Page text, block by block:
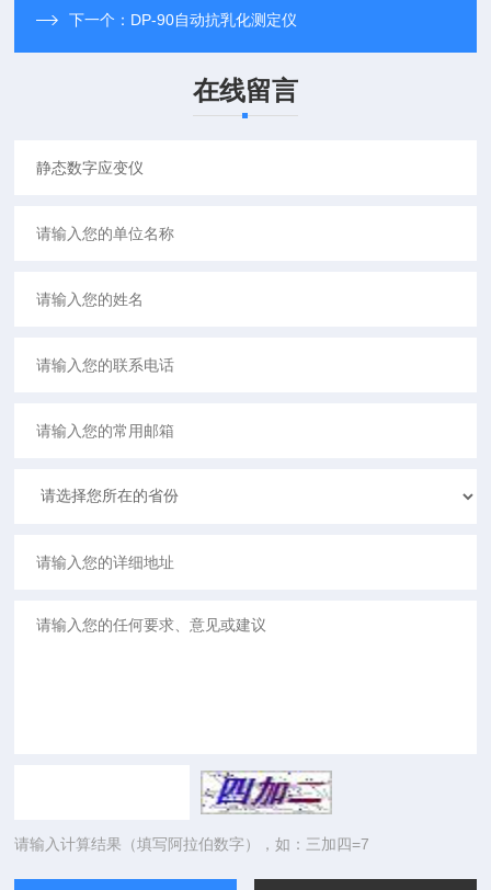
下一个： DP-90自动抗乳化测定仪
在线留言
请输入计算结果（填写阿拉伯数字），如：三加四=7